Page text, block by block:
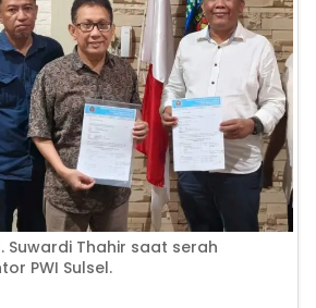
Suwardi Thahir saat serah
PWI Sulsel.